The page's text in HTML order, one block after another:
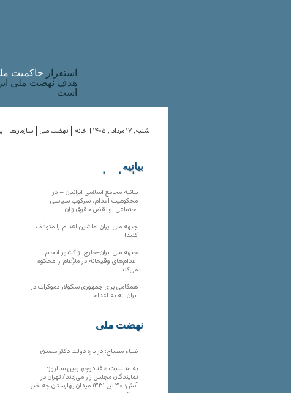
استقرار حاکميت
هدف نهضت ملی
است
سازمان‌ها نهضت ملی خانه شنبه, ۱۷ مرداد , ۱۴۰۵ |
بیانیه
سازمان‌های
بیانیه مجامع اسلامی ایرانیان – در
محکومیت اعدام، سرکوب سیاسی–
اجتماعی، و نقض حقوق زنان
جبهه ملی ایران: ماشین اعدام را متوقف
کنید!
جبهه ملی ایران-خارج از کشور انجام
اعدام‌های وقیحانه در ملأِعام را محکوم
می‌کند
همگامی برای جمهوری سکولار دموکرات در
ایران: نه به اعدام
نهضت ملی
ضیاء مصباح: در باره دولت دکتر مصدق
به مناسبت هفتادوچهارمین سالروز:
نمایندگان مجلس زار می‌زدند/ تهران در
آتش؛ ۳۰ تیر ۱۳۳۱ میدان بهارستان چه خبر